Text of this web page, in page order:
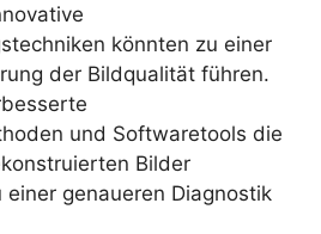
könnten zu einer
der Bildqualität führen.
und Softwaretools die
Bilder
genaueren Diagnostik